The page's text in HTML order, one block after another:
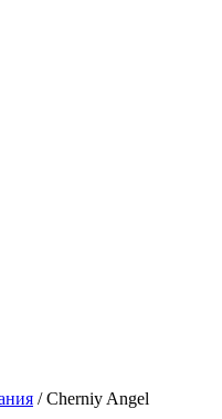
/Cherniy Angel